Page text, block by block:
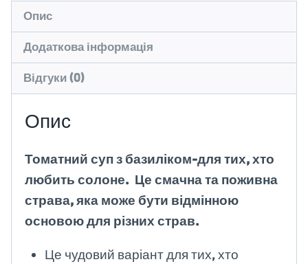
Опис
Додаткова інформація
Відгуки (0)
Опис
Томатний суп з базиліком-для тих, хто
любить солоне. Це смачна та поживна
страва, яка може бути відмінною
основою для різних страв.
Це чудовий варіант для тих, хто